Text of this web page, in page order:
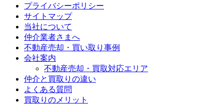
プライバシーポリシー
サイトマップ
当社について
仲介業者さまへ
不動産売却・買い取り事例
会社案内
不動産売却・買取対応エリア
仲介と買取りの違い
よくある質問
買取りのメリット